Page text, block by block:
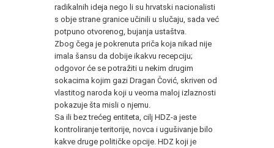
radikalnih ideja nego li su hrvatski nacionalisti
s obje strane granice učinili u slučaju, sada već
potpuno otvorenog, bujanja ustaštva.
Zbog čega je pokrenuta priča koja nikad nije
imala šansu da dobije ikakvu recepciju;
odgovor će se potražiti u nekim drugim
sokacima kojim gazi Dragan Čović, skriven od
vlastitog naroda koji u veoma maloj izlaznosti
pokazuje šta misli o njemu.
Sa ili bez trećeg entiteta, cilj HDZ-a jeste
kontroliranje teritorije, novca i ugušivanje bilo
kakve druge političke opcije. HDZ koji je